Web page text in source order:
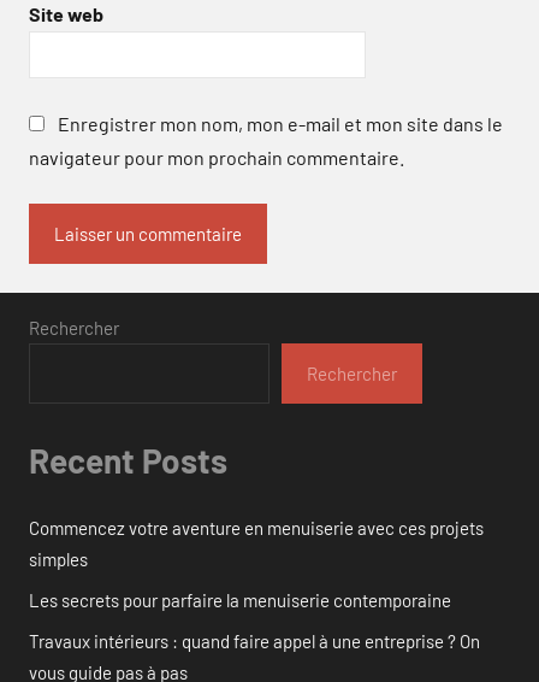
Site web
Enregistrer mon nom, mon e-mail et mon site dans le
navigateur pour mon prochain commentaire.
Rechercher
Rechercher
Recent Posts
Commencez votre aventure en menuiserie avec ces projets
simples
Les secrets pour parfaire la menuiserie contemporaine
Travaux intérieurs : quand faire appel à une entreprise ? On
vous guide pas à pas